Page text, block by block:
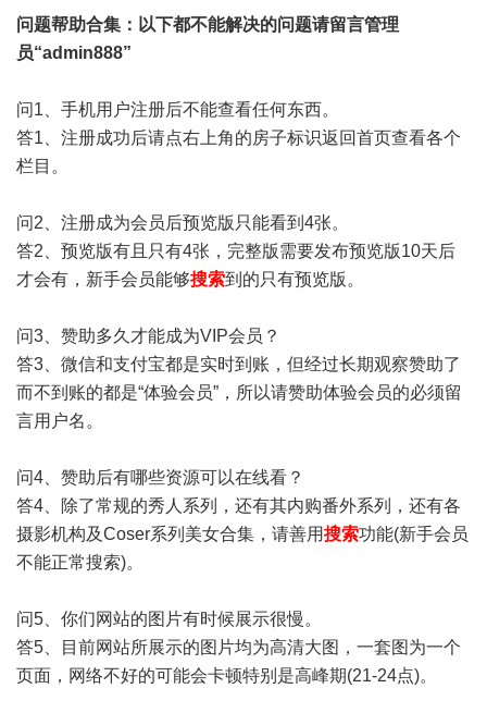
问题帮助合集 ：以下都不能解决的问题请留言管理
员“admin888”
问1、手机用户注册后不能查看任何东西。
答1、注册成功后请点右上角的房子标识返回首页查看各个
栏目。
问2、注册成为会员后预览版只能看到4张。
答2、预览版有且只有4张，完整版需要发布预览版10天后
才会有，新手会员能够搜索到的只有预览版。
问3、赞助多久才能成为VIP会员？
答3、微信和支付宝都是实时到账，但经过长期观察赞助了
而不到账的都是“体验会员”，所以请赞助体验会员的必须留
言用户名。
问4、赞助后有哪些资源可以在线看？
答4、除了常规的秀人系列，还有其内购番外系列，还有各
摄影机构及Coser系列美女合集，请善用搜索功能(新手会员
不能正常搜索)。
问5、你们网站的图片有时候展示很慢。
答5、目前网站所展示的图片均为高清大图，一套图为一个
页面，网络不好的可能会卡顿特别是高峰期(21-24点)。